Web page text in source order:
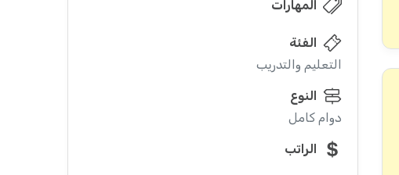
المهارات
الفئة
التعليم والتدريب
النوع
دوام كامل
الراتب